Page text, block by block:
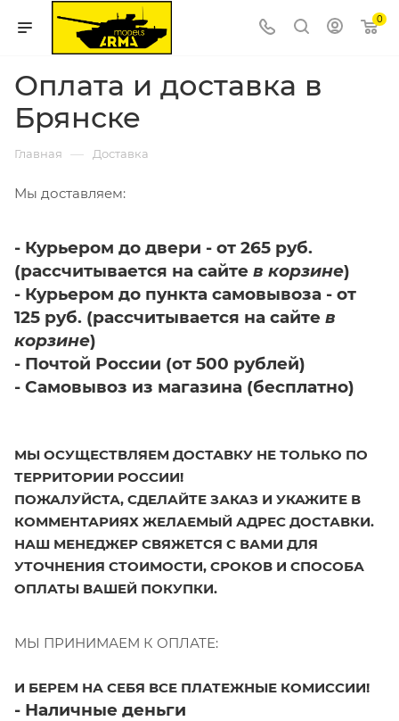
0
Оплата и доставка в
Брянске
Главная — Доставка
Мы доставляем:
- Курьером до двери - от 265 руб.
(рассчитывается на сайте в корзине)
- Курьером до пункта самовывоза - от
125 руб. (рассчитывается на сайте в
корзине)
- Почтой России (от 500 рублей)
- Самовывоз из магазина (бесплатно)
МЫ ОСУЩЕСТВЛЯЕМ ДОСТАВКУ НЕ ТОЛЬКО ПО
ТЕРРИТОРИИ РОССИИ!
ПОЖАЛУЙСТА, СДЕЛАЙТЕ ЗАКАЗ И УКАЖИТЕ В
КОММЕНТАРИЯХ ЖЕЛАЕМЫЙ АДРЕС ДОСТАВКИ.
НАШ МЕНЕДЖЕР СВЯЖЕТСЯ С ВАМИ ДЛЯ
УТОЧНЕНИЯ СТОИМОСТИ, СРОКОВ И СПОСОБА
ОПЛАТЫ ВАШЕЙ ПОКУПКИ.
МЫ ПРИНИМАЕМ К ОПЛАТЕ:
И БЕРЕМ НА СЕБЯ ВСЕ ПЛАТЕЖНЫЕ КОМИССИИ!
- Наличные деньги